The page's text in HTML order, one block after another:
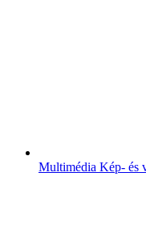
Multimédia Kép- és